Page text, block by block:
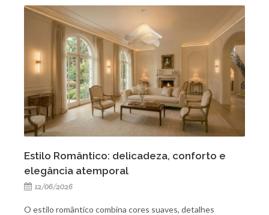
Estilo Romântico: delicadeza, conforto e
elegância atemporal
12/06/2026
O estilo romântico combina cores suaves, detalhes